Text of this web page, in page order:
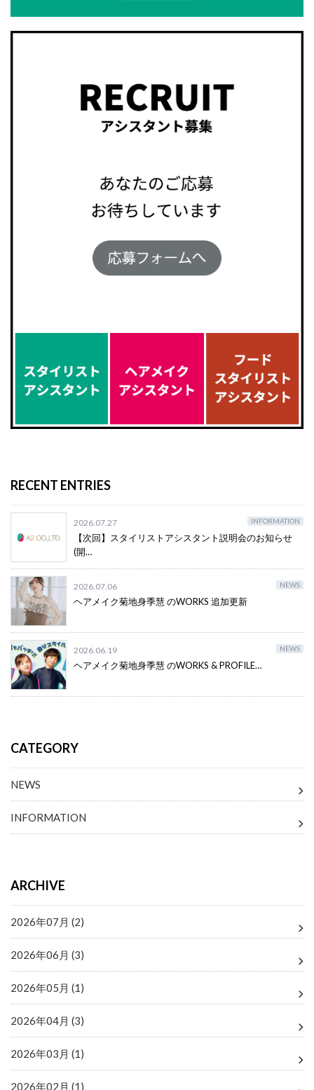
RECENT ENTRIES
2026.07.27 INFORMATION
【次回】スタイリストアシスタント説明会のお知らせ
(開…
2026.07.06 NEWS
ヘアメイク菊地身季慧 のWORKS 追加更新
2026.06.19 NEWS
ヘアメイク菊地身季慧 のWORKS & PROFILE…
CATEGORY
NEWS
INFORMATION
ARCHIVE
2026年07月 (2)
2026年06月 (3)
2026年05月 (1)
2026年04月 (3)
2026年03月 (1)
2026年02月 (1)